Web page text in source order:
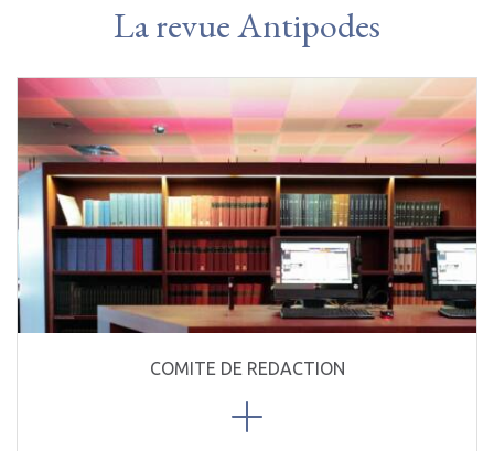
La revue Antipodes
COMITE DE REDACTION